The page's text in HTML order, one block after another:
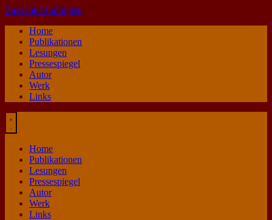
Zum Inhalt springen
Home
Publikationen
Lesungen
Pressespiegel
Autor
Werk
Links
Home
Publikationen
Lesungen
Pressespiegel
Autor
Werk
Links